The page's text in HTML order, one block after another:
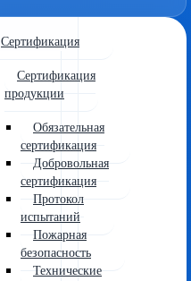
Сертификация
Сертификация
продукции
Обязательная
сертификация
Добровольная
сертификация
Протокол
испытаний
Пожарная
безопасность
Технические